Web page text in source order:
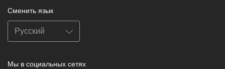
Сменить язык
Мы в социальных сетях